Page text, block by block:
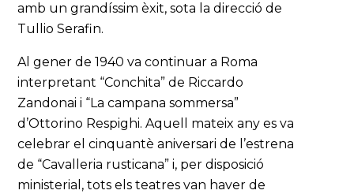
amb un grandíssim èxit, sota la direcció de
Tullio Serafin.
Al gener de 1940 va continuar a Roma
interpretant “Conchita” de Riccardo
Zandonai i “La campana sommersa”
d’Ottorino Respighi. Aquell mateix any es va
celebrar el cinquantè aniversari de l’estrena
de “Cavalleria rusticana” i, per disposició
ministerial, tots els teatres van haver de